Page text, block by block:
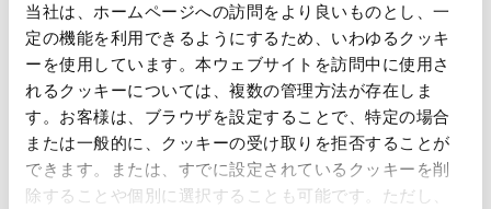
当社は、ホームページへの訪問をより良いものとし、一
定の機能を利用できるようにするため、いわゆるクッキ
ーを使用しています。本ウェブサイトを訪問中に使用さ
れるクッキーについては、複数の管理方法が存在しま
す。お客様は、ブラウザを設定することで、特定の場合
または一般的に、クッキーの受け取りを拒否することが
できます。または、すでに設定されているクッキーを削
除することや個別に選択することも可能です。ただし、
OVOL LOOP
グループ紹介映像【日本語版】
2026.07.17
1845年の創業以来の歩み、グループが展開する5つの事業領域...